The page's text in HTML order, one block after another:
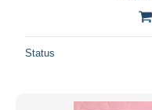
Status